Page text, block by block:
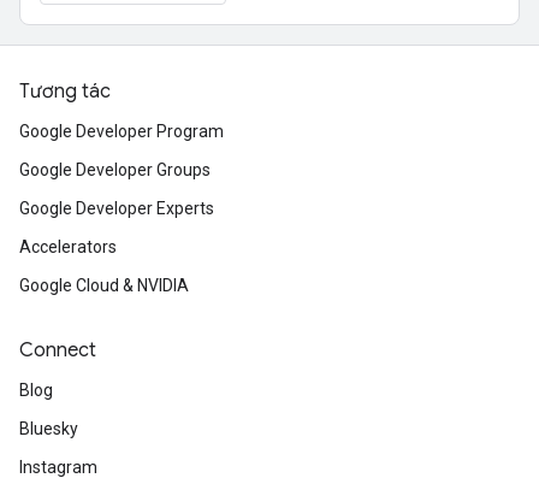
Tương tác
Google Developer Program
Google Developer Groups
Google Developer Experts
Accelerators
Google Cloud & NVIDIA
Connect
Blog
Bluesky
Instagram